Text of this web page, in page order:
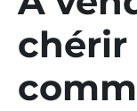
chérir